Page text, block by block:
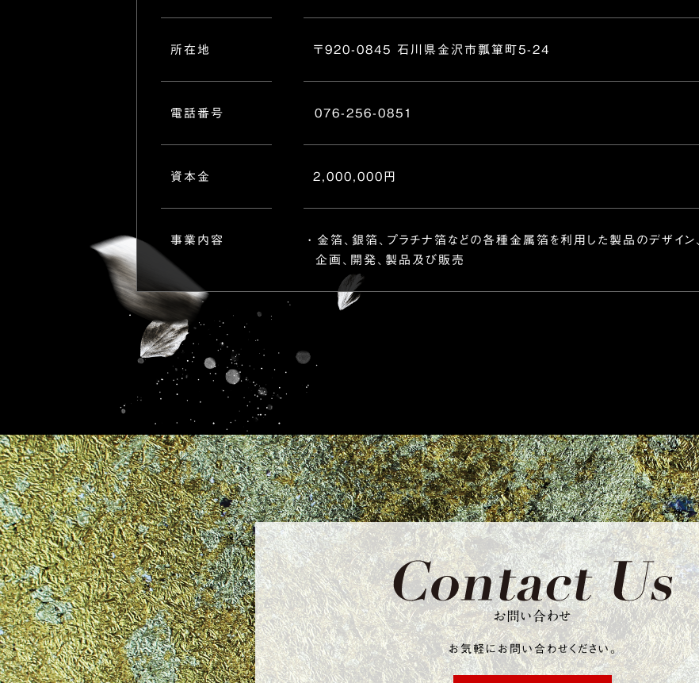
所在地 〒920-0845 石川県金沢市瓢箪町5-24
電話番号 076-256-0851
資本金 2,000,000円
事業内容
金箔、銀箔、プラチナ箔などの各種金属箔を利用した製品のデザイン、
企画、開発、製品及び販売
お問い合わせ
お気軽にお問い合わせください。